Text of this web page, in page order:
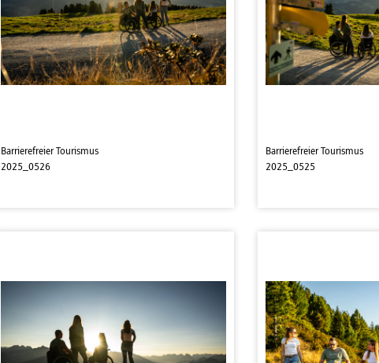
Barrierefreier Tourismus
2025_0526
Barrierefreier Tourismus
2025_0525